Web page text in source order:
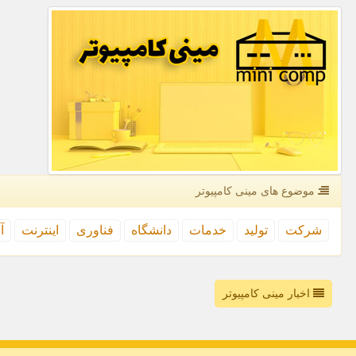
موضوع های مینی كامپیوتر
شركت تولید خدمات دانشگاه فناوری اینترنت
اخبار مینی کامپیوتر